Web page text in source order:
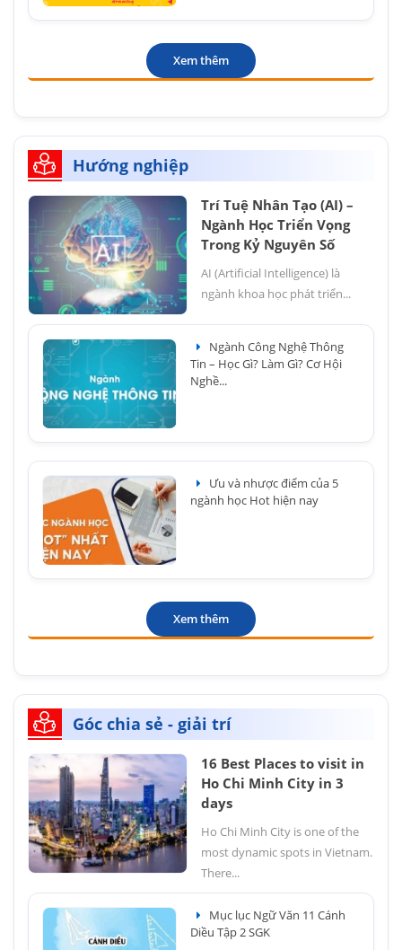
Xem thêm
Hướng nghiệp
Trí Tuệ Nhân Tạo (AI) –
Ngành Học Triển Vọng
Trong Kỷ Nguyên Số
AI (Artificial Intelligence) là
ngành khoa học phát triển...
Ngành Công Nghệ Thông
Tin – Học Gì? Làm Gì? Cơ Hội
Nghề...
Ưu và nhược điểm của 5
ngành học Hot hiện nay
Xem thêm
Góc chia sẻ - giải trí
16 Best Places to visit in
Ho Chi Minh City in 3
days
Ho Chi Minh City is one of the
most dynamic spots in Vietnam.
There...
Mục lục Ngữ Văn 11 Cánh
Diều Tập 2 SGK